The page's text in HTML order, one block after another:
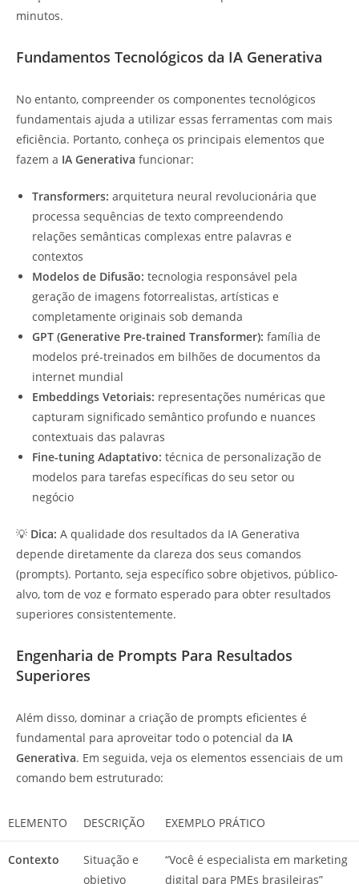
minutos.
Fundamentos Tecnológicos da IA Generativa
No entanto, compreender os componentes tecnológicos
fundamentais ajuda a utilizar essas ferramentas com mais
eficiência. Portanto, conheça os principais elementos que
fazem a IA Generativa funcionar:
Transformers: arquitetura neural revolucionária que
processa sequências de texto compreendendo
relações semânticas complexas entre palavras e
contextos
Modelos de Difusão: tecnologia responsável pela
geração de imagens fotorrealistas, artísticas e
completamente originais sob demanda
GPT (Generative Pre-trained Transformer): família de
modelos pré-treinados em bilhões de documentos da
internet mundial
Embeddings Vetoriais: representações numéricas que
capturam significado semântico profundo e nuances
contextuais das palavras
Fine-tuning Adaptativo: técnica de personalização de
modelos para tarefas específicas do seu setor ou
negócio
💡 Dica: A qualidade dos resultados da IA Generativa
depende diretamente da clareza dos seus comandos
(prompts). Portanto, seja específico sobre objetivos, público-
alvo, tom de voz e formato esperado para obter resultados
superiores consistentemente.
Engenharia de Prompts Para Resultados
Superiores
Além disso, dominar a criação de prompts eficientes é
fundamental para aproveitar todo o potencial da IA
Generativa. Em seguida, veja os elementos essenciais de um
comando bem estruturado:
ELEMENTO DESCRIÇÃO EXEMPLO PRÁTICO
Contexto
Situação e
objetivo
“Você é especialista em marketing
digital para PMEs brasileiras”